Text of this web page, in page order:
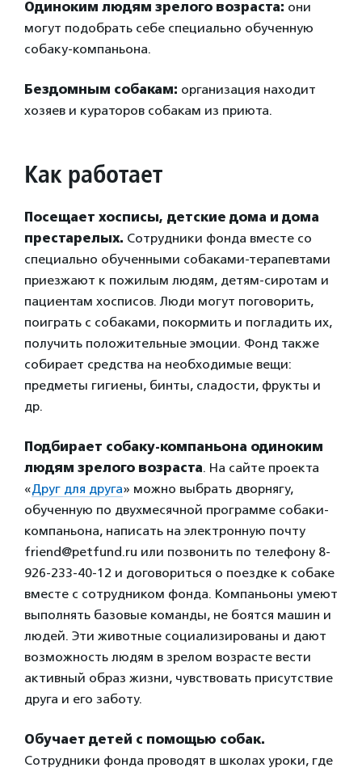
Одиноким людям зрелого возраста: они
могут подобрать себе специально обученную
собаку-компаньона.
Бездомным собакам: организация находит
хозяев и кураторов собакам из приюта.
Как работает
Посещает хосписы, детские дома и дома
престарелых. Сотрудники фонда вместе со
специально обученными собаками-терапевтами
приезжают к пожилым людям, детям-сиротам и
пациентам хосписов. Люди могут поговорить,
поиграть с собаками, покормить и погладить их,
получить положительные эмоции. Фонд также
собирает средства на необходимые вещи:
предметы гигиены, бинты, сладости, фрукты и
др.
Подбирает собаку-компаньона одиноким
людям зрелого возраста. На сайте проекта
«Друг для друга» можно выбрать дворнягу,
обученную по двухмесячной программе собаки-
компаньона, написать на электронную почту
friend@petfund.ru или позвонить по телефону 8-
926-233-40-12 и договориться о поездке к собаке
вместе с сотрудником фонда. Компаньоны умеют
выполнять базовые команды, не боятся машин и
людей. Эти животные социализированы и дают
возможность людям в зрелом возрасте вести
активный образ жизни, чувствовать присутствие
друга и его заботу.
Обучает детей с помощью собак.
Сотрудники фонда проводят в школах уроки, где